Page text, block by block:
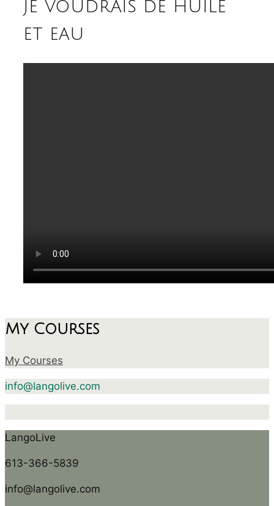
je voudrais de huile
et eau
My Courses
My Courses
info@langolive.com
LangoLive
613-366-5839
info@langolive.com